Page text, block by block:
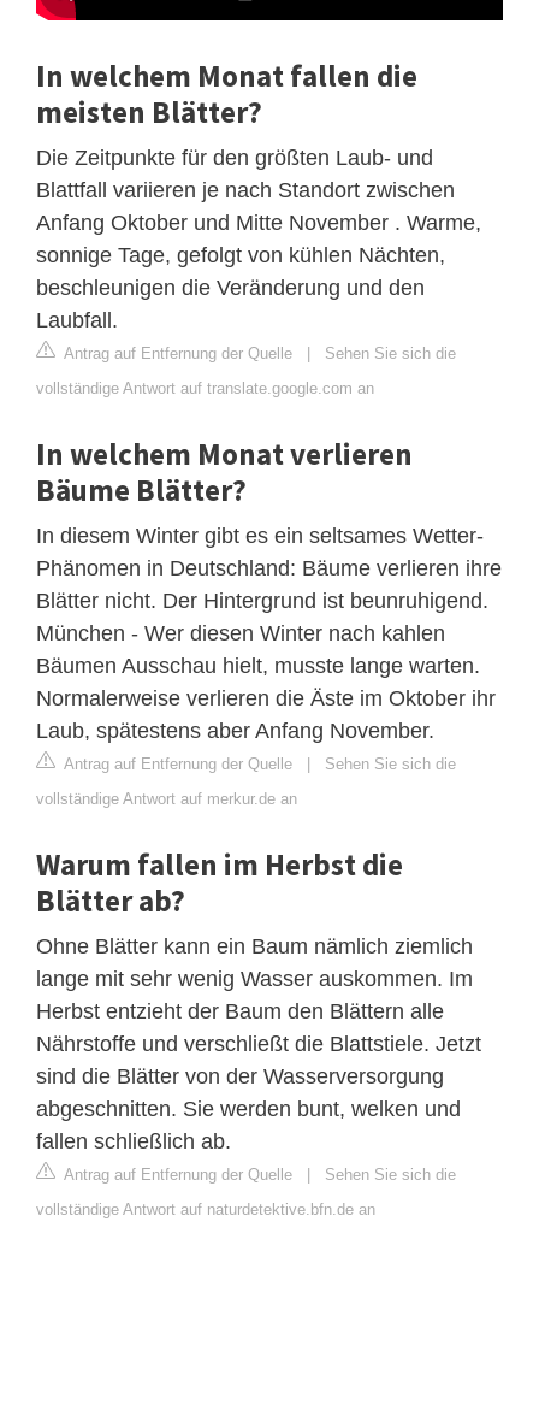
In welchem ​​Monat fallen die
meisten Blätter?
Die Zeitpunkte für den größten Laub- und
Blattfall variieren je nach Standort zwischen
Anfang Oktober und Mitte November . Warme,
sonnige Tage, gefolgt von kühlen Nächten,
beschleunigen die Veränderung und den
Laubfall.
Antrag auf Entfernung der Quelle | Sehen Sie sich die
vollständige Antwort auf translate.google.com an
In welchem Monat verlieren
Bäume Blätter?
In diesem Winter gibt es ein seltsames Wetter-
Phänomen in Deutschland: Bäume verlieren ihre
Blätter nicht. Der Hintergrund ist beunruhigend.
München - Wer diesen Winter nach kahlen
Bäumen Ausschau hielt, musste lange warten.
Normalerweise verlieren die Äste im Oktober ihr
Laub, spätestens aber Anfang November.
Antrag auf Entfernung der Quelle | Sehen Sie sich die
vollständige Antwort auf merkur.de an
Warum fallen im Herbst die
Blätter ab?
Ohne Blätter kann ein Baum nämlich ziemlich
lange mit sehr wenig Wasser auskommen. Im
Herbst entzieht der Baum den Blättern alle
Nährstoffe und verschließt die Blattstiele. Jetzt
sind die Blätter von der Wasserversorgung
abgeschnitten. Sie werden bunt, welken und
fallen schließlich ab.
Antrag auf Entfernung der Quelle | Sehen Sie sich die
vollständige Antwort auf naturdetektive.bfn.de an